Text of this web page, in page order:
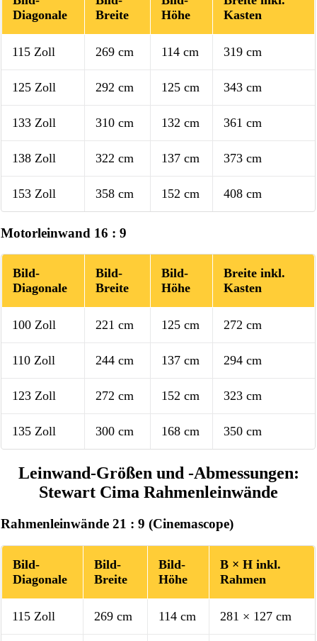
Diagonale
Breite
Höhe
Kasten
115 Zoll 269 cm 114 cm 319 cm
125 Zoll 292 cm 125 cm 343 cm
133 Zoll 310 cm 132 cm 361 cm
138 Zoll 322 cm 137 cm 373 cm
153 Zoll 358 cm 152 cm 408 cm
Motorleinwand 16 : 9
Bild-
Diagonale
Bild-
Breite
Bild-
Höhe
Breite inkl.
Kasten
100 Zoll 221 cm 125 cm 272 cm
110 Zoll 244 cm 137 cm 294 cm
123 Zoll 272 cm 152 cm 323 cm
135 Zoll 300 cm 168 cm 350 cm
Leinwand-Größen und -Abmessungen:
Stewart Cima Rahmenleinwände
Rahmenleinwände 21 : 9 (Cinemascope)
Bild-
Diagonale
Bild-
Breite
Bild-
Höhe
B × H inkl.
Rahmen
115 Zoll 269 cm 114 cm 281 × 127 cm